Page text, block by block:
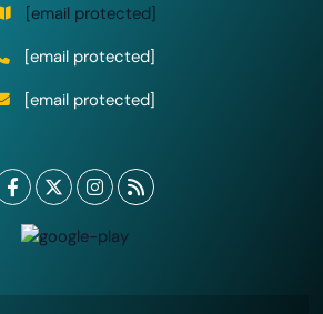
[email protected]
[email protected]
[email protected]